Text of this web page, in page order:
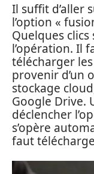
Il suffit d’aller
l’option «
Quelques
l’opération. Il
télécharger
provenir d’un
stockage
Google Drive.
déclencher
s’opère
faut